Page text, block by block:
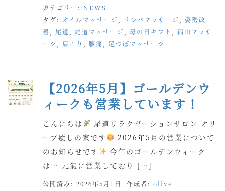
カテゴリー: NEWS
タグ: オイルマッサージ リンパマッサージ
姿勢改
善
尾道 尾道マッサージ 母の日ギフト
福山マッサ
ージ
肩こり 腰痛 足つぼマッサージ
【2026年5月】ゴールデンウ
ィークも営業しています！
こんにちは
尾道リラクゼーションサロン オリ
ーブ癒しの家です
2026年5月の営業について
のお知らせです
今年のゴールデンウィーク
は… 元氣に営業しており […]
公開済み: 2026年5月1日 作成者: olive